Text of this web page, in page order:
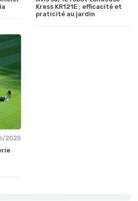
Kress KR121E : efficacité et
praticité au jardin
2025